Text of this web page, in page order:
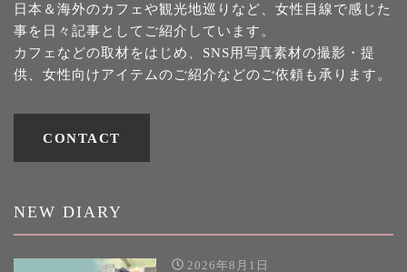
日本＆海外のカフェや観光地巡りなど、女性目線で感じた
事を日々記事としてご紹介しています。
カフェなどの取材をはじめ、SNS用写真素材の撮影・提
供、女性向けアイテムのご紹介などのご依頼も承ります。
CONTACT
NEW DIARY
2026年8月1日